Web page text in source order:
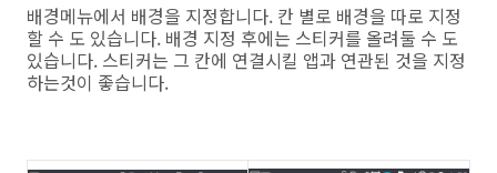
배경메뉴에서 배경을 지정합니다. 칸 별로 배경을 따로 지정
할 수 도 있습니다. 배경 지정 후에는 스티커를 올려둘 수 도
있습니다. 스티커는 그 칸에 연결시킬 앱과 연관된 것을 지정
하는것이 좋습니다.